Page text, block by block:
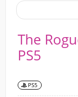
The
PS5
PS5